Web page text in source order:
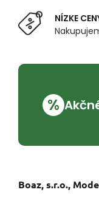
NÍZKE
%
Boaz, s.r.o.,